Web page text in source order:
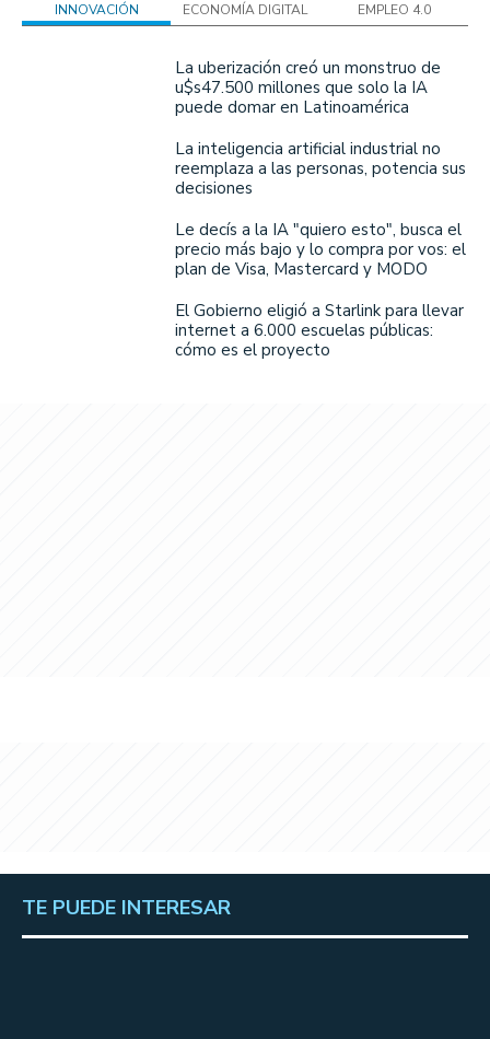
INNOVACIÓN ECONOMÍA DIGITAL EMPLEO 4.0
La uberización creó un monstruo de
u$s47.500 millones que solo la IA
puede domar en Latinoamérica
La inteligencia artificial industrial no
reemplaza a las personas, potencia sus
decisiones
Le decís a la IA "quiero esto", busca el
precio más bajo y lo compra por vos: el
plan de Visa, Mastercard y MODO
El Gobierno eligió a Starlink para llevar
internet a 6.000 escuelas públicas:
cómo es el proyecto
TE PUEDE INTERESAR